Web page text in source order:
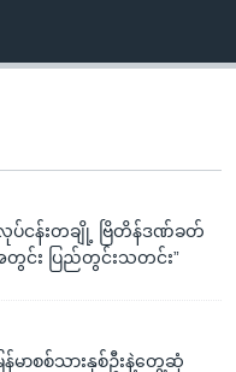
ငန်းတချို့ ဗြိတိန်ဒဏ်ခတ်
င်း ပြည်တွင်းသတင်း”
မာစစ်သားနှစ်ဦးနဲ့တွေ့ဆုံ